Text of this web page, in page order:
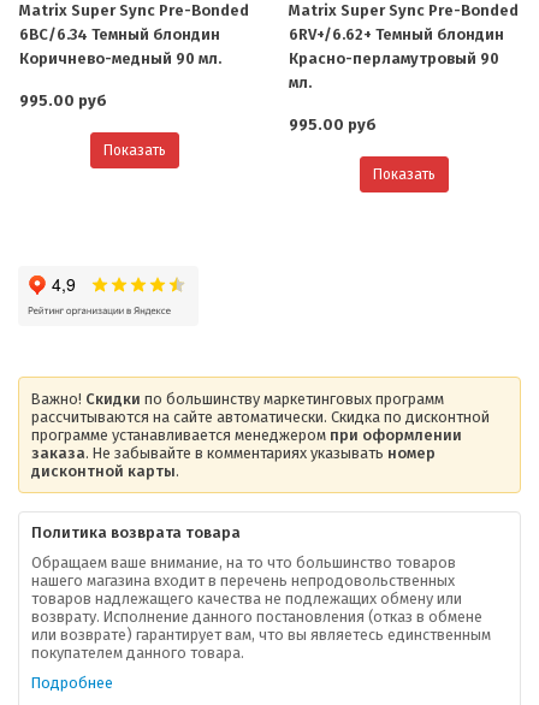
Matrix Super Sync Pre-Bonded
6BC/6.34 Темный блондин
Коричнево-медный 90 мл.
995.00 руб
Показать
Matrix Super Sync Pre-Bonded
6RV+/6.62+ Темный блондин
Красно-перламутровый 90
мл.
995.00 руб
Показать
Важно! Скидки по большинству маркетинговых программ
рассчитываются на сайте автоматически. Скидка по дисконтной
программе устанавливается менеджером при оформлении
заказа. Не забывайте в комментариях указывать номер
дисконтной карты.
Политика возврата товара
Обращаем ваше внимание, на то что большинство товаров
нашего магазина входит в перечень непродовольственных
товаров надлежащего качества не подлежащих обмену или
возврату. Исполнение данного постановления (отказ в обмене
или возврате) гарантирует вам, что вы являетесь единственным
покупателем данного товара.
Подробнее
О компании
Ваша скидка